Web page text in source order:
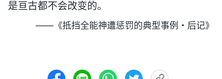
是亘古都不会改变的。
——《抵挡全能神遭惩罚的典型事例・后记》